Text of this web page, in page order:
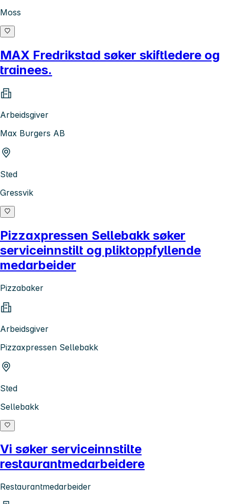
Moss
MAX Fredrikstad søker skiftledere og
trainees.
Arbeidsgiver
Max Burgers AB
Sted
Gressvik
Pizzaxpressen Sellebakk søker
serviceinnstilt og pliktoppfyllende
medarbeider
Pizzabaker
Arbeidsgiver
Pizzaxpressen Sellebakk
Sted
Sellebakk
Vi søker serviceinnstilte
restaurantmedarbeidere
Restaurantmedarbeider